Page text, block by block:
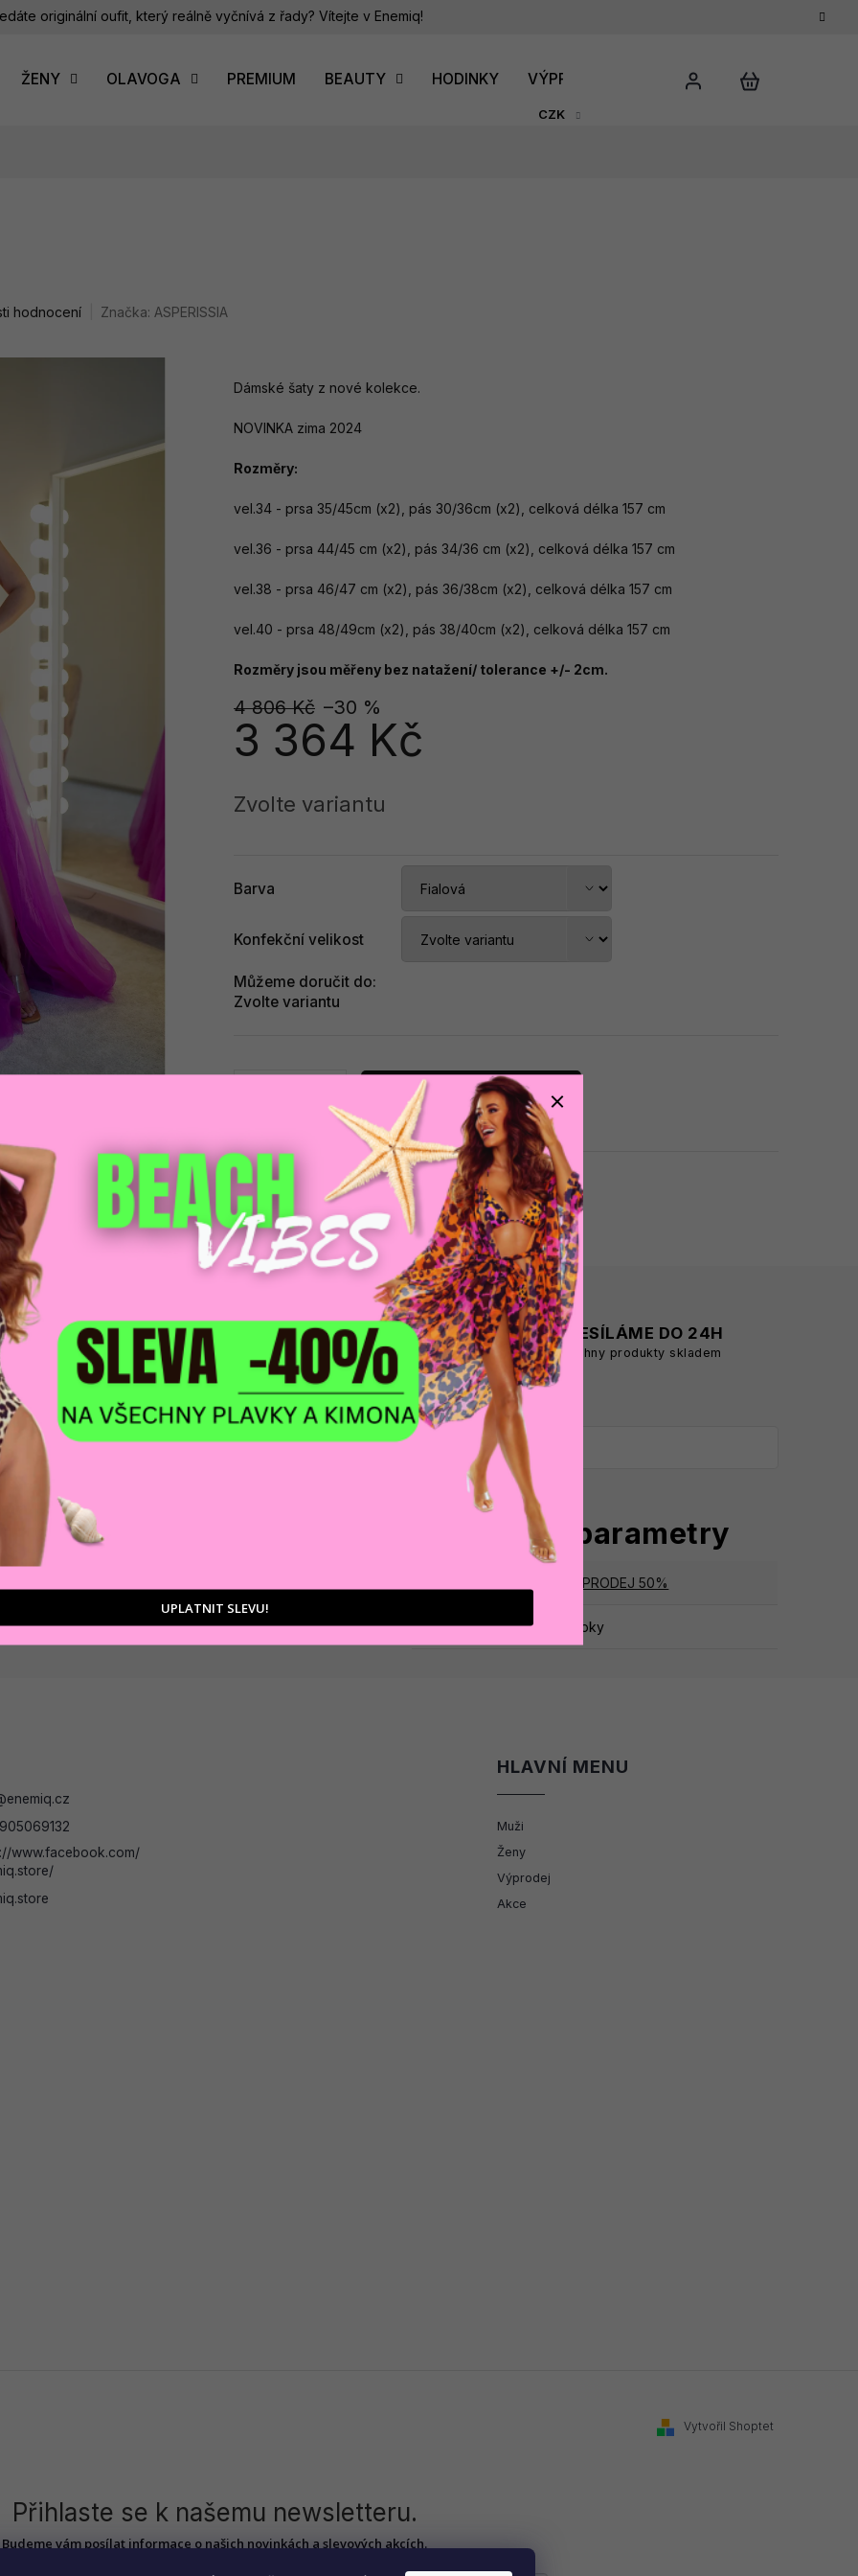
originální oufit, který reálně vyčnívá z řady? Vítejte v Enemiq!
CZK
ŽENY OLAVOGA PREMIUM BEAUTY HODINKY VÝPRODEJ DÁRKOVÝ POUKAZ
hodnocení Značka: ASPERISSIA
4 806 Kč –30 %
3 364 Kč
cena:
Zvolte variantu
Barva
Konfekční velikost
Můžeme doručit do:
Zvolte variantu
Přidat do košíku
Dámské šaty z nové kolekce.
NOVINKA zima 2024
Rozměry:
vel.34 - prsa 35/45cm (x2), pás 30/36cm (x2), celková délka 157 cm
vel.36 - prsa 44/45 cm (x2), pás 34/36 cm (x2), celková délka 157 cm
vel.38 - prsa 46/47 cm (x2), pás 36/38cm (x2), celková délka 157 cm
vel.40 - prsa 48/49cm (x2), pás 38/40cm (x2), celková délka 157 cm
Rozměry jsou měřeny bez natažení/ tolerance +/- 2cm.
Zeptat se
VÁM
produktů
DOPRAVA ZDARMA
na adresu nebo pobočku
Zásilkovny
ODESÍLÁME DO 24H
všechny produkty skladem
Doplňkové parametry
VÝPRODEJ 50%
Záruka: 2 roky
enemiq.cz
www.facebook.com/
HLAVNÍ MENU
Muži
Ženy
Výprodej
Akce
Vytvořil Shoptet
Přihlaste se k našemu newsletteru.
Budeme vám posílat informace o našich novinkách a slevových akcích.
UPLATNIT SLEVU!